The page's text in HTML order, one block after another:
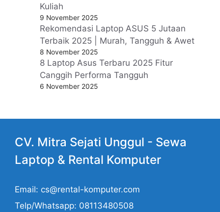
Kuliah
9 November 2025
Rekomendasi Laptop ASUS 5 Jutaan
Terbaik 2025 | Murah, Tangguh & Awet
8 November 2025
8 Laptop Asus Terbaru 2025 Fitur
Canggih Performa Tangguh
6 November 2025
CV. Mitra Sejati Unggul - Sewa
Laptop & Rental Komputer
Email: cs@rental-komputer.com
Telp/Whatsapp: 08113480508